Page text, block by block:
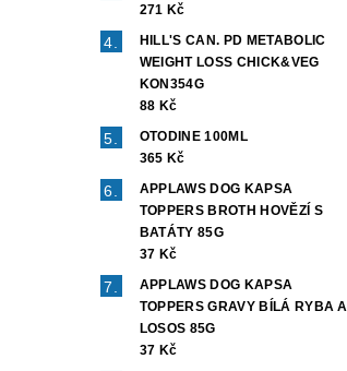
271 Kč
HILL'S CAN. PD METABOLIC
WEIGHT LOSS CHICK&VEG
KON354G
88 Kč
OTODINE 100ML
365 Kč
APPLAWS DOG KAPSA
TOPPERS BROTH HOVĚZÍ S
BATÁTY 85G
37 Kč
APPLAWS DOG KAPSA
TOPPERS GRAVY BÍLÁ RYBA A
LOSOS 85G
37 Kč